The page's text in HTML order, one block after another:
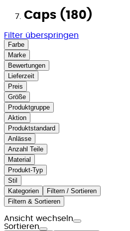
Caps (180)
Filter überspringen
Farbe
Marke
Bewertungen
Lieferzeit
Preis
Größe
Produktgruppe
Aktion
Produktstandard
Anlässe
Anzahl Teile
Material
Produkt-Typ
Stil
Kategorien
Filtern / Sortieren
Filtern & Sortieren
Ansicht wechseln
Sortieren